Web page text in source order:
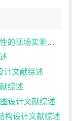
测研究文献综述
计文献综述
综述
设计文献综述
构设计文献综述